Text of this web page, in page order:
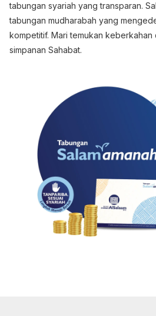
tabungan syariah yang transparan.
tabungan mudharabah yang
kompetitif. Mari temukan keberkahan
simpanan Sahabat.